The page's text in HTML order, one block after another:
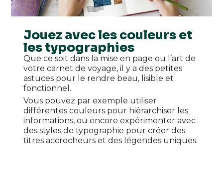
Jouez avec les couleurs et
les typographies
Que ce soit dans la mise en page ou l’art de
votre carnet de voyage, il y a des petites
astuces pour le rendre beau, lisible et
fonctionnel.
Vous pouvez par exemple utiliser
différentes couleurs pour hiérarchiser les
informations, ou encore expérimenter avec
des styles de typographie pour créer des
titres accrocheurs et des légendes uniques.